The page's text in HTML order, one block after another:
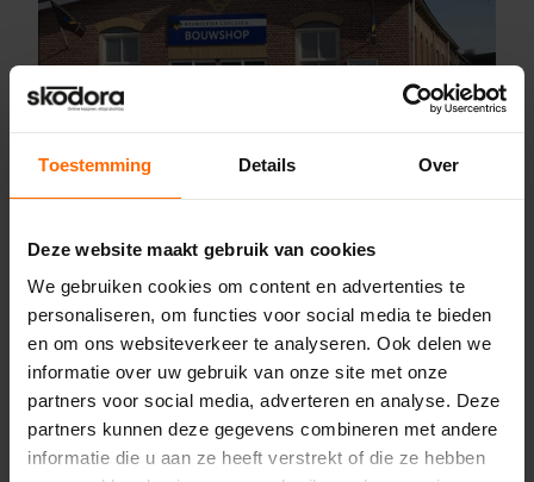
Toestemming Details Over
Deze website maakt gebruik van cookies
We gebruiken cookies om content en advertenties te
personaliseren, om functies voor social media te bieden
en om ons websiteverkeer te analyseren. Ook delen we
informatie over uw gebruik van onze site met onze
partners voor social media, adverteren en analyse. Deze
partners kunnen deze gegevens combineren met andere
informatie die u aan ze heeft verstrekt of die ze hebben
Dieverbrug – Bouwcenter
Dieverbrug 39,
7984 NH Dieverbrug
0513335000
dieverbrug@skodora.nl